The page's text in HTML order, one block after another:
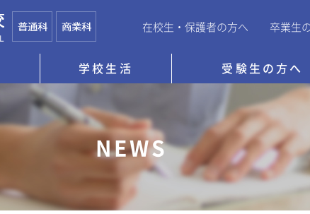
在校生・保護者の方へ 卒業生
学校生活 受験生の方へ
NEWS